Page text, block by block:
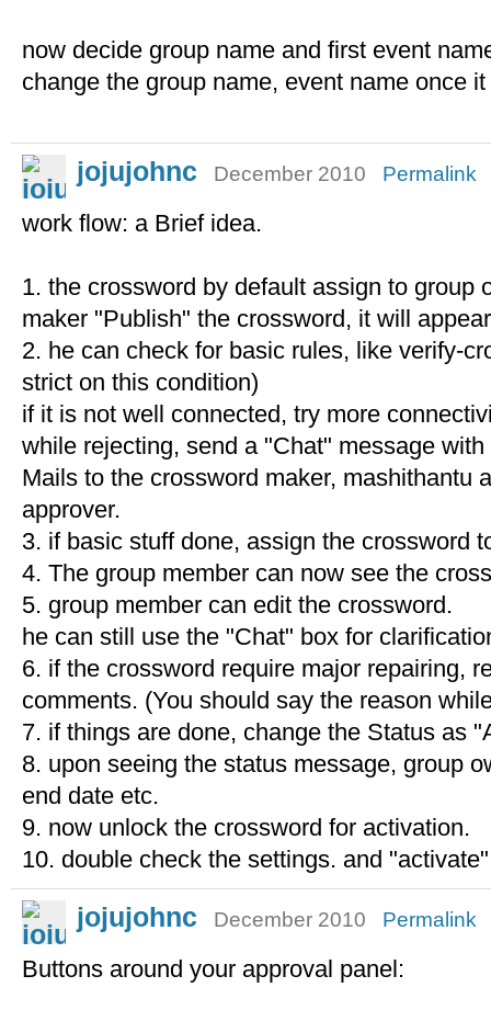
now decide group name and first event
change the group name, event name once
jojujohnc December 2010 Permalink
work flow: a Brief idea.
1. the crossword by default assign to group
maker "Publish" the crossword, it will
2. he can check for basic rules, like verify-
strict on this condition)
if it is not well connected, try more
while rejecting, send a "Chat" message
Mails to the crossword maker, mashithantu
approver.
3. if basic stuff done, assign the crossword
4. The group member can now see the
5. group member can edit the crossword.
he can still use the "Chat" box for
6. if the crossword require major repairing,
comments. (You should say the reason
7. if things are done, change the Status as
8. upon seeing the status message, group
end date etc.
9. now unlock the crossword for activation.
10. double check the settings. and
jojujohnc December 2010 Permalink
Buttons around your approval panel: